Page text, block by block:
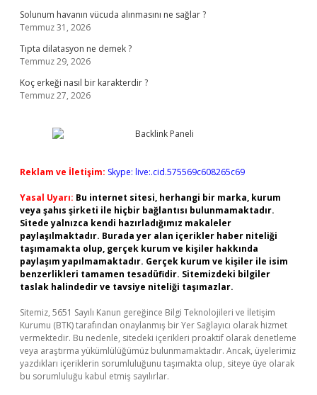
Solunum havanın vücuda alınmasını ne sağlar ?
Temmuz 31, 2026
Tıpta dilatasyon ne demek ?
Temmuz 29, 2026
Koç erkeği nasıl bir karakterdir ?
Temmuz 27, 2026
Reklam ve İletişim: Skype: live:.cid.575569c608265c69
Yasal Uyarı: Bu internet sitesi, herhangi bir marka, kurum
veya şahıs şirketi ile hiçbir bağlantısı bulunmamaktadır.
Sitede yalnızca kendi hazırladığımız makaleler
paylaşılmaktadır. Burada yer alan içerikler haber niteliği
taşımamakta olup, gerçek kurum ve kişiler hakkında
paylaşım yapılmamaktadır. Gerçek kurum ve kişiler ile isim
benzerlikleri tamamen tesadüfidir. Sitemizdeki bilgiler
taslak halindedir ve tavsiye niteliği taşımazlar.
Sitemiz, 5651 Sayılı Kanun gereğince Bilgi Teknolojileri ve İletişim
Kurumu (BTK) tarafından onaylanmış bir Yer Sağlayıcı olarak hizmet
vermektedir. Bu nedenle, sitedeki içerikleri proaktif olarak denetleme
veya araştırma yükümlülüğümüz bulunmamaktadır. Ancak, üyelerimiz
yazdıkları içeriklerin sorumluluğunu taşımakta olup, siteye üye olarak
bu sorumluluğu kabul etmiş sayılırlar.